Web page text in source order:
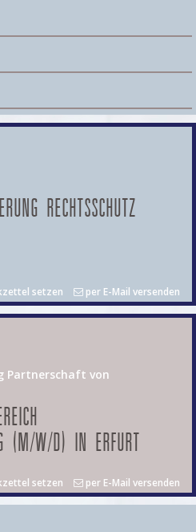
RECHTSSCHUTZ
setzen per E-Mail versenden
Partnerschaft von
(M/W/D) IN ERFURT
setzen per E-Mail versenden